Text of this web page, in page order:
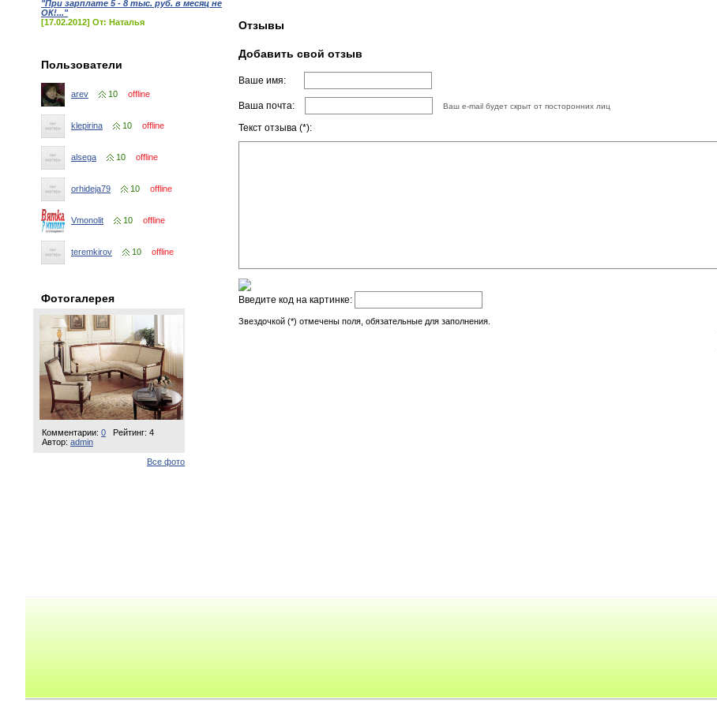
"При зарплате 5 - 8 тыс. руб. в месяц не
ОК!..."
[17.02.2012] От: Наталья
Пользователи
arev 10 offline
klepirina 10 offline
alsega 10 offline
orhideja79 10 offline
Vmonolit 10 offline
teremkirov 10 offline
Фотогалерея
Комментарии: 0
Рейтинг: 4
Автор: admin
Все фото
Отзывы
Добавить свой отзыв
Ваше имя:
Ваша почта: Ваш e-mail будет скрыт от посторонних лиц
Текст отзыва (*):
Введите код на картинке:
Звездочкой (*) отмечены поля, обязательные для заполнения.